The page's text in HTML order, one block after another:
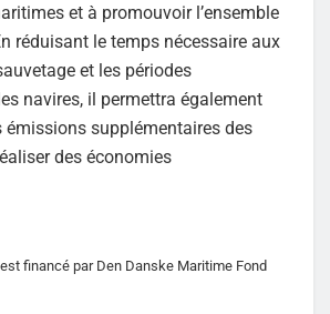
et à promouvoir l’ensemble
réduisant le temps nécessaire aux
et les périodes
navires, il permettra également
émissions supplémentaires des
des économies
financé par Den Danske Maritime Fond